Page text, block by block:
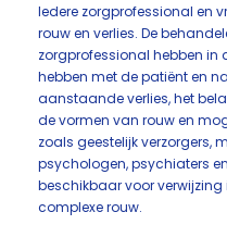
Iedere zorgprofessional en
rouw en verlies. De
zorgprofessional hebben in
hebben met de patiënt en
aanstaande verlies, het
de vormen van rouw en
zoals geestelijk verzorgers,
psychologen, psychiaters
beschikbaar voor
complexe rouw.